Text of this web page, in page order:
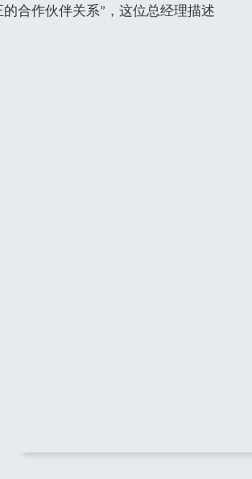
合作伙伴关系”，这位总经理描述